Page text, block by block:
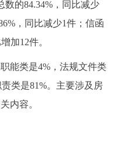
数的84.34%，同比减少
，同比减少1件；信函
加12件。
类是4%，法规文件类
类是81%。主要涉及房
内容。